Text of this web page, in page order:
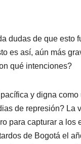
dudas de que esto
es así, aún más
qué intenciones?
y digna
de represión? La
para capturar a los
de Bogotá el